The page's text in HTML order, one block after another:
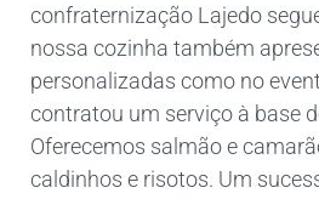
confraternização Lajedo
nossa cozinha também
personalizadas como no
contratou um serviço à base
Oferecemos salmão e
caldinhos e risotos. Um